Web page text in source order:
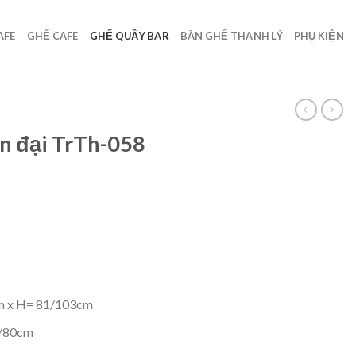
GHẾ CAFE GHẾ QUẦY BAR BÀN GHẾ THANH LÝ PHỤ KIỆN
đại TrTh-058
x H= 81/103cm